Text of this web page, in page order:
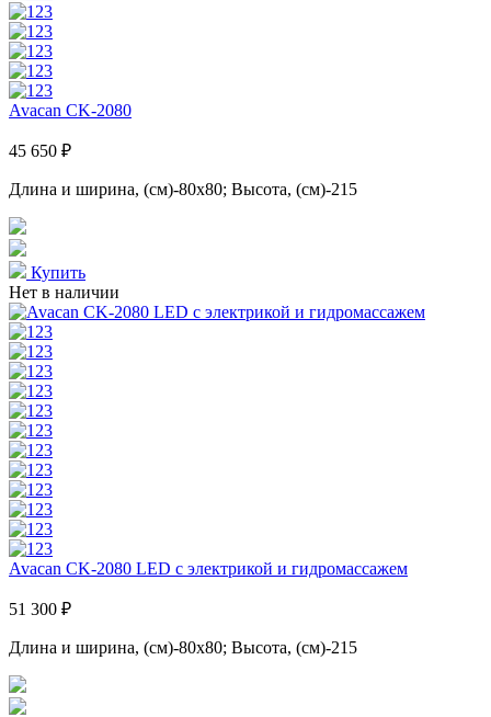
Avacan CK-2080
45 650 ₽
Длина и ширина, (см)-80x80; Высота, (см)-215
Купить
Нет в наличии
Avacan CK-2080 LED с электрикой и гидромассажем
51 300 ₽
Длина и ширина, (см)-80x80; Высота, (см)-215